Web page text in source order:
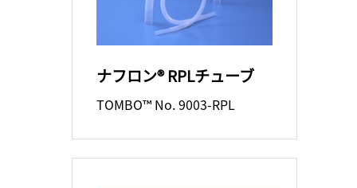
ナフロン® RPLチューブ
TOMBO™ No. 9003-RPL